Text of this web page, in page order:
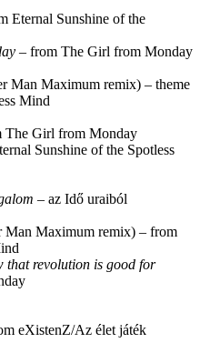
Eternal Sunshine of the
– from The Girl from Monday
Man Maximum remix) – theme
Mind
The Girl from Monday
Sunshine of the Spotless
– az Idő uraiból
Man Maximum remix) – from
that revolution is good for
eXistenZ/Az élet játék